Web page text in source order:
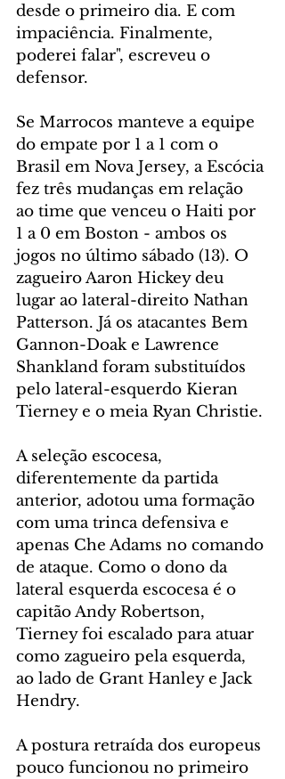
desde o primeiro dia. E com
impaciência. Finalmente,
poderei falar", escreveu o
defensor.
Se Marrocos manteve a equipe
do empate por 1 a 1 com o
Brasil em Nova Jersey, a Escócia
fez três mudanças em relação
ao time que venceu o Haiti por
1 a 0 em Boston - ambos os
jogos no último sábado (13). O
zagueiro Aaron Hickey deu
lugar ao lateral-direito Nathan
Patterson. Já os atacantes Bem
Gannon-Doak e Lawrence
Shankland foram substituídos
pelo lateral-esquerdo Kieran
Tierney e o meia Ryan Christie.
A seleção escocesa,
diferentemente da partida
anterior, adotou uma formação
com uma trinca defensiva e
apenas Che Adams no comando
de ataque. Como o dono da
lateral esquerda escocesa é o
capitão Andy Robertson,
Tierney foi escalado para atuar
como zagueiro pela esquerda,
ao lado de Grant Hanley e Jack
Hendry.
A postura retraída dos europeus
pouco funcionou no primeiro